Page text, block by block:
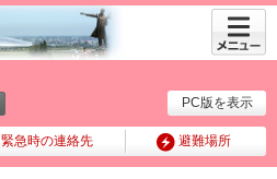
PC版を表示
緊急時の連絡先 避難場所
メニュ
ー